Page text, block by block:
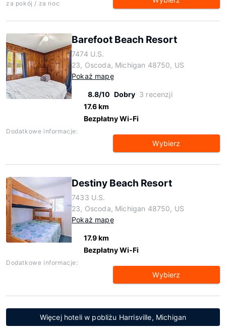
za pokój / za noc
Barefoot Beach Resort
7474 U.S.
23, Oscoda, Michigan 48750, US
Pokaż mapę
8.8/10 Dobry 3 recenzji
17.6 km
Bezpłatny Wi-Fi
Dodatkowe informacje:
Wybierz
Destiny Beach Resort
7433 U.S.
23, Oscoda, Michigan 48750, US
Pokaż mapę
17.9 km
Bezpłatny Wi-Fi
Dodatkowe informacje:
Wybierz
Więcej hoteli w pobliżu Harrisville, Michigan